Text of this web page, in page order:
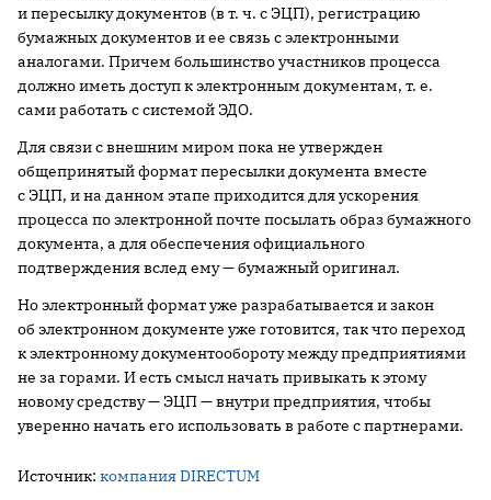
и пересылку документов (в т. ч. с ЭЦП), регистрацию
бумажных документов и ее связь с электронными
аналогами. Причем большинство участников процесса
должно иметь доступ к электронным документам, т. е.
сами работать с системой ЭДО.
Для связи с внешним миром пока не утвержден
общепринятый формат пересылки документа вместе
с ЭЦП, и на данном этапе приходится для ускорения
процесса по электронной почте посылать образ бумажного
документа, а для обеспечения официального
подтверждения вслед ему — бумажный оригинал.
Но электронный формат уже разрабатывается и закон
об электронном документе уже готовится, так что переход
к электронному документообороту между предприятиями
не за горами. И есть смысл начать привыкать к этому
новому средству — ЭЦП — внутри предприятия, чтобы
уверенно начать его использовать в работе с партнерами.
Источник: компания DIRECTUM